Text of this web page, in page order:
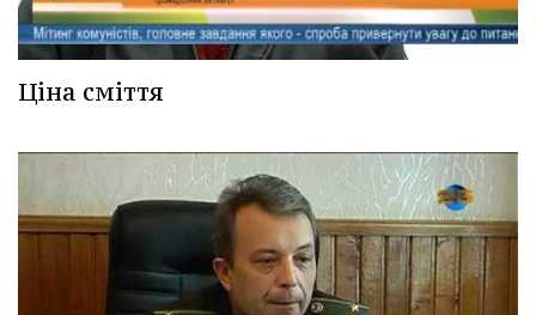
Ціна сміття